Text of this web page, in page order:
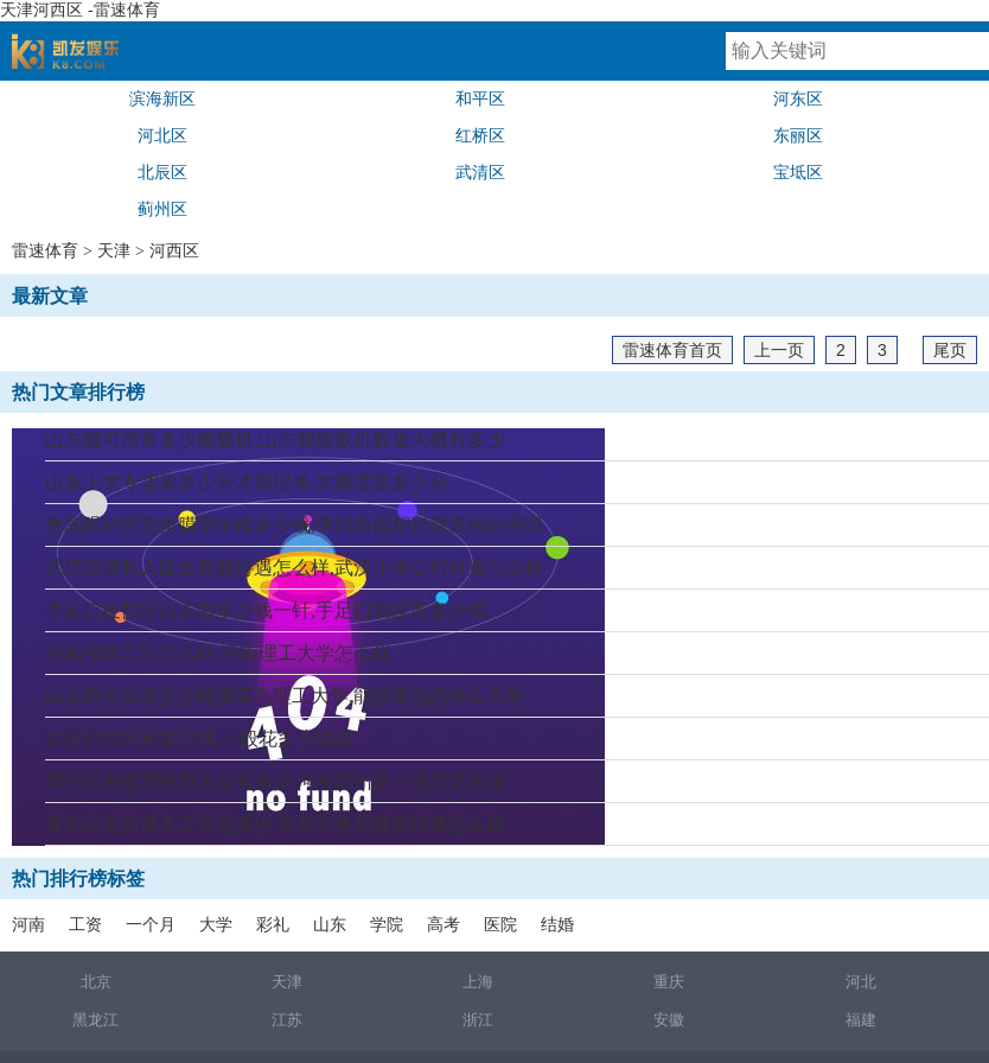
天津河西区 -雷速体育
滨海新区 和平区 河东区
河北区 红桥区 东丽区
北辰区 武清区 宝坻区
蓟州区
雷速体育 > 天津 > 河西区
最新文章
雷速体育首页 上一页 2 3 尾页
热门文章排行榜
山东舰可携带多少舰载机,山东舰舰载机数量大概有多少
山东上大专需要多少分才能报考,大概需要多少分
青岛眼科医院角膜塑形镜多少钱,请问角膜塑形镜真的好用吗
武汉国康私人医生客服待遇怎么样,武汉小米公司待遇怎么样
手足口疫苗唐山丰南多少钱一针,手足口病疫苗多少钱
河南省体工队怎么样,河南理工大学怎么样
山东的考生多少分能报青岛理工大学,能报青岛的什么大学
在开封拍写真多少钱,一般花多少钱拍
邓州河南省邓州市美女有多少,河南邓州是一座历史名城
青岛公务员基本工资是多少,青岛公务员真实待遇怎么样
热门排行榜标签
河南 工资 一个月 大学 彩礼 山东 学院 高考 医院 结婚
北京 天津 上海 重庆 河北
黑龙江 江苏 浙江 安徽 福建